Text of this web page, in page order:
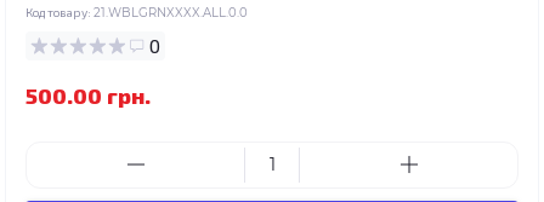
Код товару: 21.WBLGRNXXXX.ALL.0.0
0
500.00 грн.